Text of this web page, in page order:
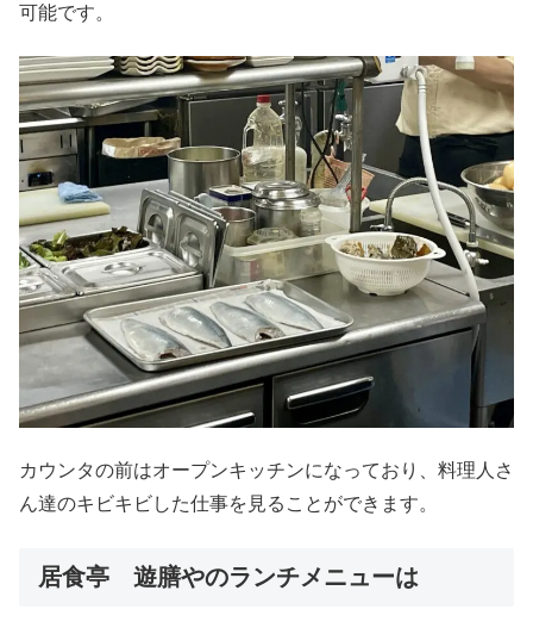
可能です。
カウンタの前はオープンキッチンになっており、料理人さ
ん達のキビキビした仕事を見ることができます。
居食亭 遊膳やのランチメニューは